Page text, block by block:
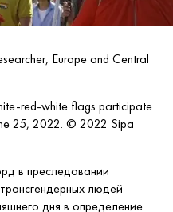
Europe and Central
red-white flags participate
25, 2022. © 2022 Sipa
в преследовании
людей
дня в определение